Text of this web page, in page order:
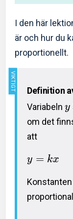
Allt du
I den här
är och hur du
proportionellt.
Definition
Variabeln y
om det
att
y = kx
Konstanten